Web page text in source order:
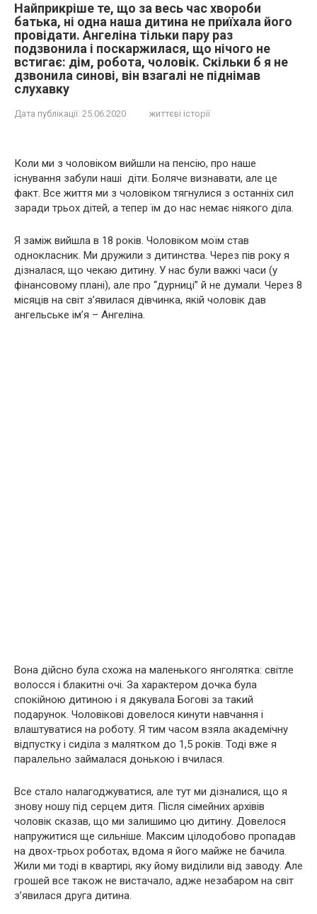
Найприкріше те, що за весь час хвороби
батька, ні одна наша дитина не приїхала його
провідати. Ангеліна тільки пару раз
подзвонила і поскаржилася, що нічого не
встигає: дім, робота, чоловік. Скільки б я не
дзвонила синові, він взагалі не піднімав
слухавку
Дата публікації: 25.06.2020 життєві історії
Коли ми з чоловіком вийшли на пенсію, про наше
існування забули наші діти. Боляче визнавати, але це
факт. Все життя ми з чоловіком тягнулися з останніх сил
заради трьох дітей, а тепер їм до нас немає ніякого діла.
Я заміж вийшла в 18 років. Чоловіком моїм став
однокласник. Ми дружили з дитинства. Через пів року я
дізналася, що чекаю дитину. У нас були важкі часи (у
фінансовому плані), але про “дурниці” й не думали. Через 8
місяців на світ з’явилася дівчинка, якій чоловік дав
ангельське ім’я – Ангеліна.
Вона дійсно була схожа на маленького янголятка: світле
волосся і блакитні очі. За характером дочка була
спокійною дитиною і я дякувала Богові за такий
подарунок. Чоловікові довелося кинути навчання і
влаштуватися на роботу. Я тим часом взяла академічну
відпустку і сиділа з малятком до 1,5 років. Тоді вже я
паралельно займалася донькою і вчилася.
Все стало налагоджуватися, але тут ми дізналися, що я
знову ношу під серцем дитя. Після сімейних архівів
чоловік сказав, що ми залишимо цю дитину. Довелося
напружитися ще сильніше. Максим цілодобово пропадав
на двох-трьох роботах, вдома я його майже не бачила.
Жили ми тоді в квартирі, яку йому виділили від заводу. Але
грошей все також не вистачало, адже незабаром на світ
з’явилася друга дитина.